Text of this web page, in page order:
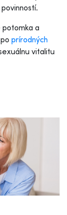
potomka a
prírodných
vitalitu